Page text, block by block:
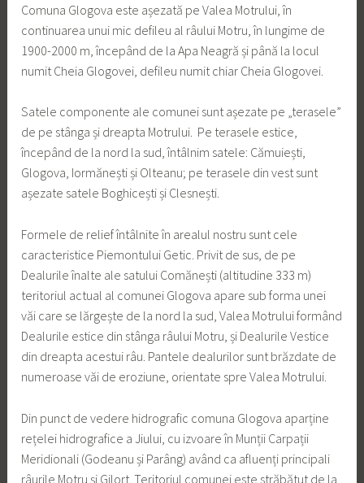
Comuna Glogova este așezată pe Valea Motrului, în
continuarea unui mic defileu al râului Motru, în lungime de
1900-2000 m, începând de la Apa Neagră și până la locul
numit Cheia Glogovei, defileu numit chiar Cheia Glogovei.
Satele componente ale comunei sunt așezate pe „terasele”
de pe stânga și dreapta Motrului. Pe terasele estice,
începând de la nord la sud, întâlnim satele: Cămuiești,
Glogova, Iormănești și Olteanu; pe terasele din vest sunt
așezate satele Boghicești și Clesnești.
Formele de relief întâlnite în arealul nostru sunt cele
caracteristice Piemontului Getic. Privit de sus, de pe
Dealurile înalte ale satului Comănești (altitudine 333 m)
teritoriul actual al comunei Glogova apare sub forma unei
văi care se lărgește de la nord la sud, Valea Motrului formând
Dealurile estice din stânga râului Motru, și Dealurile Vestice
din dreapta acestui râu. Pantele dealurilor sunt brăzdate de
numeroase văi de eroziune, orientate spre Valea Motrului.
Din punct de vedere hidrografic comuna Glogova aparține
rețelei hidrografice a Jiului, cu izvoare în Munții Carpații
Meridionali (Godeanu și Parâng) având ca afluenți principali
râurile Motru și Gilort. Teritoriul comunei este străbătut de la